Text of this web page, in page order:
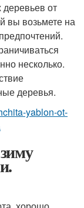
от
вы возьмете на
несколько.
деревья.
yablon-ot-